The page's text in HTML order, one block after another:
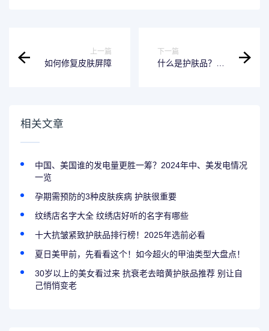
上一篇
如何修复皮肤屏障
下一篇
什么是护肤品？如
相关文章
中国、美国谁的发电量更胜一筹？2024年中、美发电情况
一览
孕期需预防的3种皮肤疾病 护肤很重要
纹绣店名字大全 纹绣店好听的名字有哪些
十大抗皱紧致护肤品排行榜！2025年选前必看
夏日美甲前，先看看这个！如今超火的甲油类型大盘点！
30岁以上的美女看过来 抗衰老去暗黄护肤品推荐 别让自
己悄悄变老